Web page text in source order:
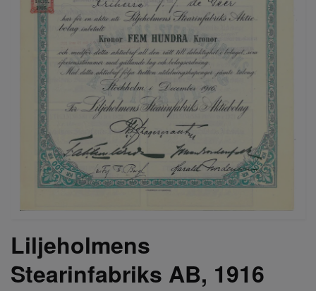
Liljeholmens
Stearinfabriks AB, 1916